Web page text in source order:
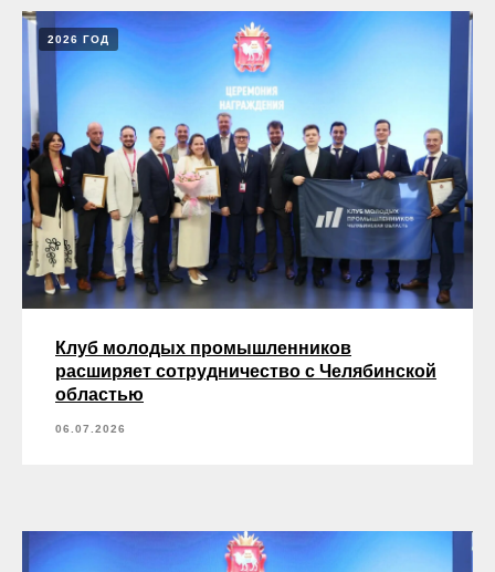
2026 ГОД
Клуб молодых промышленников
расширяет сотрудничество с Челябинской
областью
06.07.2026